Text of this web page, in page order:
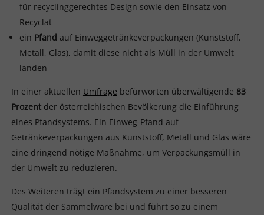
für recyclinggerechtes Design sowie den Einsatz von
Recyclat
ein Pfand auf Einweggetränkeverpackungen (Kunststoff,
Metall, Glas), damit diese nicht als Müll in der Umwelt
landen
In einer aktuellen Umfrage befürworten überwältigende 83
Prozentder österreichischen Bevölkerung die Einführung
eines Pfandsystems. Ein Einweg-Pfand auf
Getränkeverpackungen aus Kunststoff, Metall und Glas wäre
eine dringend nötige Maßnahme, um Verpackungsmüll in
der Umwelt zu reduzieren.
Des Weiteren trägt ein Pfandsystem zu einer besseren
Qualität der Sammelware bei und führt so zu einem